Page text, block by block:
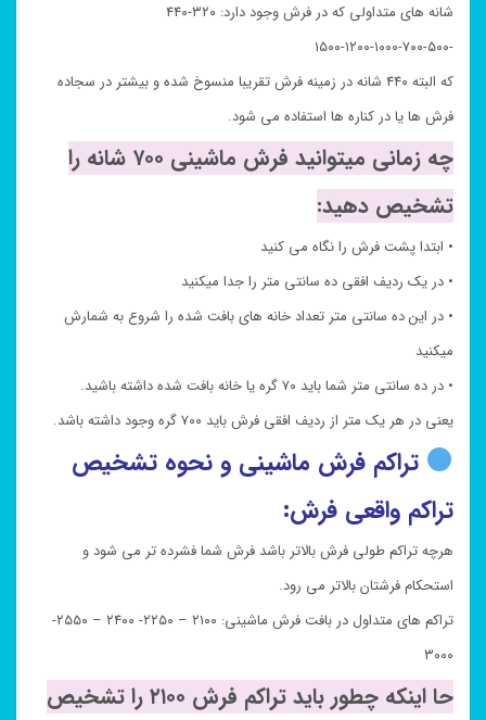
شانه های متداولی که در فرش وجود دارد: ۳۲۰-۴۴۰
-۵۰۰-۷۰۰-۱۰۰۰-۱۲۰۰-۱۵۰۰
که البته ۴۴۰ شانه در زمینه فرش تقریبا منسوخ شده و بیشتر در سجاده
فرش ها یا در کناره ها استفاده می شود.
چه زمانی میتوانید فرش ماشینی ۷۰۰ شانه را
تشخیص دهید:
• ابتدا پشت فرش را نگاه می کنید
• در یک ردیف افقی ده سانتی متر را جدا میکنید
• در این ده سانتی متر تعداد خانه های بافت شده را شروع به شمارش
میکنید
• در ده سانتی متر شما باید ۷۰ گره یا خانه بافت شده داشته باشید.
یعنی در هر یک متر از ردیف افقی فرش باید ۷۰۰ گره وجود داشته باشد.
تراکم فرش ماشینی و نحوه تشخیص
تراکم واقعی فرش:
هرچه تراکم طولی فرش بالاتر باشد فرش شما فشرده تر می شود و
استحکام فرشتان بالاتر می رود.
تراکم های متداول در بافت فرش ماشینی: ۲۱۰۰ – ۲۲۵۰- ۲۴۰۰ – ۲۵۵۰-
۳۰۰۰
حا اینکه چطور باید تراکم فرش ۲۱۰۰ را تشخیص